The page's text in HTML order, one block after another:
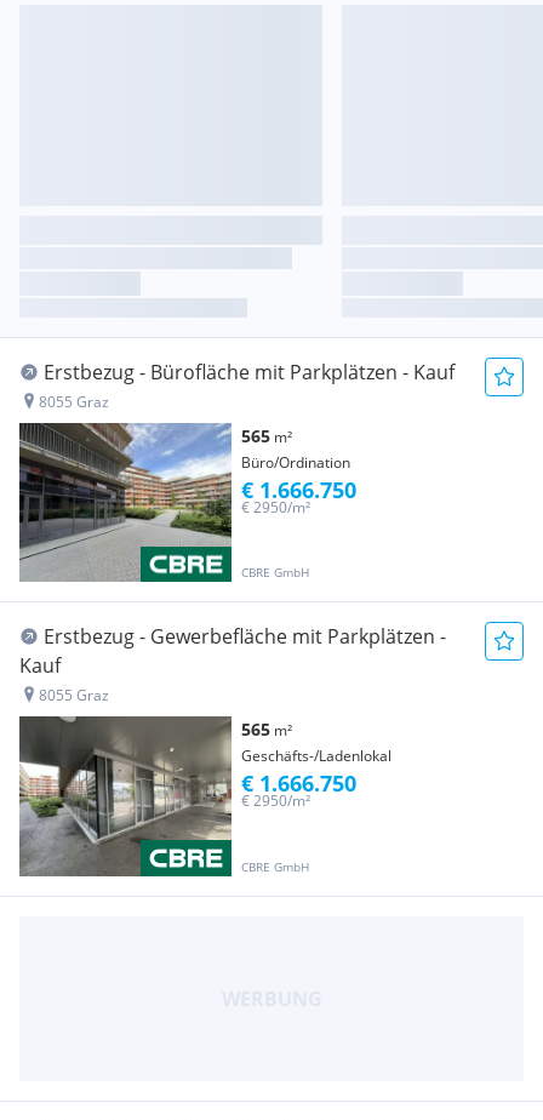
Erstbezug - Bürofläche mit Parkplätzen - Kauf
8055 Graz
565 m²
Büro/Ordination
CBRE GmbH
€ 2950/m²
€ 1.666.750
Erstbezug - Gewerbefläche mit Parkplätzen -
Kauf
8055 Graz
565 m²
Geschäfts-/Ladenlokal
CBRE GmbH
€ 2950/m²
€ 1.666.750